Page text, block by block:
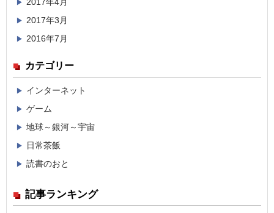
2017年3月
2016年7月
カテゴリー
インターネット
ゲーム
地球～銀河～宇宙
日常茶飯
読書のおと
記事ランキング